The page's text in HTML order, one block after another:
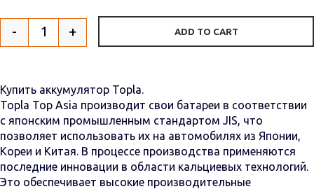
Quantity
- + ADD TO CART
Купить аккумулятор Topla.
Topla Top Asia производит свои батареи в соответствии
с японским промышленным стандартом JIS, что
позволяет использовать их на автомобилях из Японии,
Кореи и Китая. В процессе производства применяются
последние инновации в области кальциевых технологий.
Это обеспечивает высокие производительные